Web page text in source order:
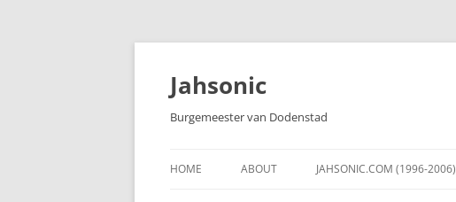
Skip
content
Jahsonic
Burgemeester van Dodenstad
HOME ABOUT JAHSONIC.COM (1996-2006)